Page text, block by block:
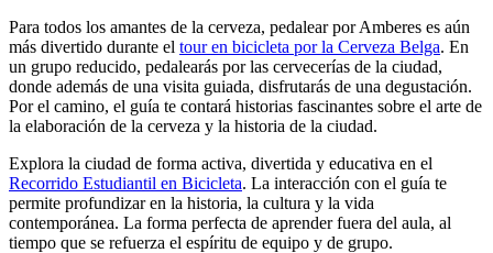
Para todos los amantes de la cerveza, pedalear por Amberes es aún
más divertido durante el tour en bicicleta por la Cerveza Belga. En
un grupo reducido, pedalearás por las cervecerías de la ciudad,
donde además de una visita guiada, disfrutarás de una degustación.
Por el camino, el guía te contará historias fascinantes sobre el arte de
la elaboración de la cerveza y la historia de la ciudad.
Explora la ciudad de forma activa, divertida y educativa en el
Recorrido Estudiantil en Bicicleta. La interacción con el guía te
permite profundizar en la historia, la cultura y la vida
contemporánea. La forma perfecta de aprender fuera del aula, al
tiempo que se refuerza el espíritu de equipo y de grupo.